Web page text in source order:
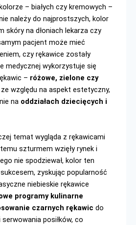
– białych czy kremowych –
należy do najprostszych, kolor
skóry na dłoniach lekarza czy
pacjent może mieć
czy rękawice zostały
medycznej wykorzystuje się
– różowe, zielone czy
względu na aspekt estetyczny,
na oddziałach dziecięcych i
temat wygląda z rękawicami
szturmem wzięły rynek i
nie spodziewał, kolor ten
zyskując popularność
niebieskie rękawice
programy kulinarne
czarnych rękawic do
posiłków, co